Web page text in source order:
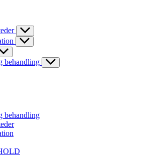
behandling
behandling